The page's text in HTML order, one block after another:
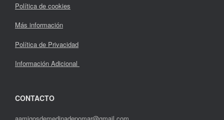
Política de cookies
Más información
Política de Privacidad
Información Adicional
CONTACTO